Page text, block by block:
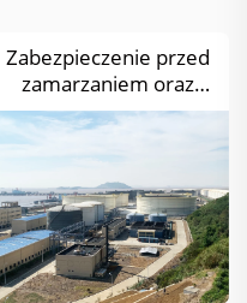
Zabezpieczenie przed
zamarzaniem oraz
izolacja cieplna
rurociągów, zbiorników
i urządzeń – etap II
stacji magazynowania i
przetwarzania ropy
naftowej Huangzeshan